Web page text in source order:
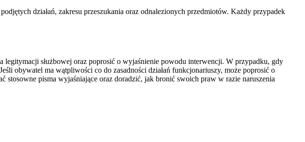
działań, zakresu przeszukania oraz odnalezionych przedmiotów. Każdy przypadek
służbowej oraz poprosić o wyjaśnienie powodu interwencji. W przypadku, gdy
obywatel ma wątpliwości co do zasadności działań funkcjonariuszy, może poprosić o
stosowne pisma wyjaśniające oraz doradzić, jak bronić swoich praw w razie naruszenia